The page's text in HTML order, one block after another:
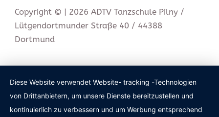
Copyright © | 2026 ADTV Tanzschule Pilny /
Lütgendortmunder Straße 40 / 44388
Dortmund
Diese Website verwendet Website- tracking -Technologien
von Drittanbietern, um unsere Dienste bereitzustellen und
kontinuierlich zu verbessern und um Werbung entsprechend